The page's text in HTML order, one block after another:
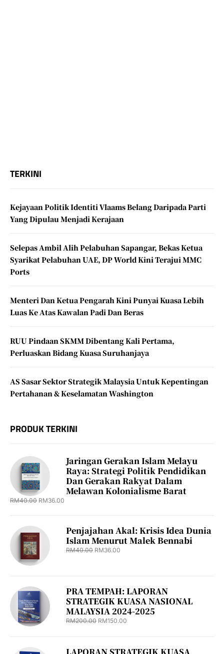
TERKINI
Kejayaan Politik Identiti Vlaams Belang Daripada Parti
Yang Dipulau Menjadi Kerajaan
Selepas Ambil Alih Pelabuhan Sapangar, Bekas Ketua
Syarikat Pelabuhan UAE, DP World Kini Terajui MMC
Ports
Menteri Dan Ketua Pengarah Kini Punyai Kuasa Lebih
Luas Ke Atas Kawalan Padi Dan Beras
RUU Pindaan SKMM Dibentang Kali Pertama,
Perluaskan Bidang Kuasa Suruhanjaya
AS Sasar Sektor Strategik Malaysia Untuk Kepentingan
Pertahanan & Keselamatan Washington
PRODUK TERKINI
Jaringan Gerakan Islam Melayu
Raya: Strategi Politik Pendidikan
Dan Gerakan Rakyat Dalam
Melawan Kolonialisme Barat
RM40.00 RM36.00
Penjajahan Akal: Krisis Idea Dunia
Islam Menurut Malek Bennabi
RM40.00 RM36.00
PRA TEMPAH: LAPORAN
STRATEGIK KUASA NASIONAL
MALAYSIA 2024-2025
RM200.00 RM150.00